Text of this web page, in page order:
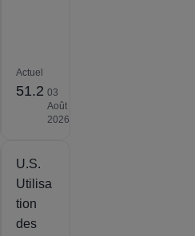
Actuel
51.2 03
Août
2026
U.S.
Utilisa
tion
des